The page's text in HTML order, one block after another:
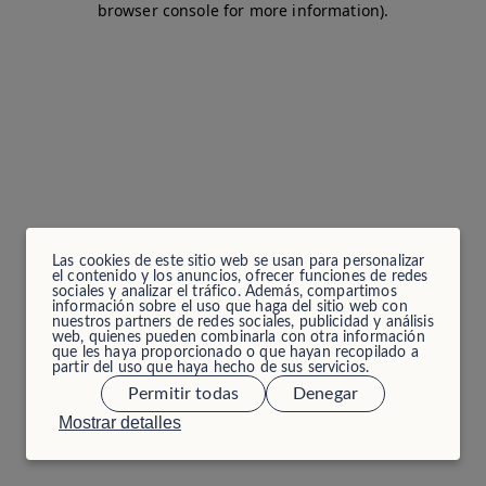
Las cookies de este sitio web se usan para personalizar
el contenido y los anuncios, ofrecer funciones de redes
sociales y analizar el tráfico. Además, compartimos
información sobre el uso que haga del sitio web con
nuestros partners de redes sociales, publicidad y análisis
web, quienes pueden combinarla con otra información
que les haya proporcionado o que hayan recopilado a
partir del uso que haya hecho de sus servicios.
Mostrar detalles
Permitir todas Denegar
browser console for more information).